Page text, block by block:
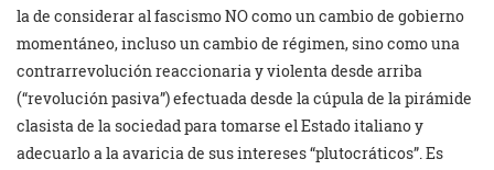
la de considerar al fascismo NO como un cambio de gobierno
momentáneo, incluso un cambio de régimen, sino como una
contrarrevolución reaccionaria y violenta desde arriba
(“revolución pasiva”) efectuada desde la cúpula de la pirámide
clasista de la sociedad para tomarse el Estado italiano y
adecuarlo a la avaricia de sus intereses “plutocráticos”. Es